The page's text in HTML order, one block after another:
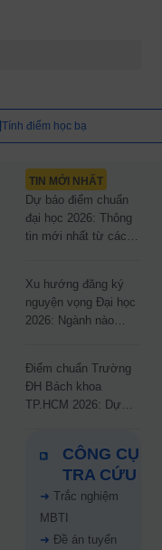
Tính điểm học bạ
TIN MỚI NHẤT
Dự báo điểm chuẩn
đại học 2026: Thông
tin mới nhất từ các
Xu hướng đăng ký
nguyện vọng Đại học
2026: Ngành nào
Điểm chuẩn Trường
ĐH Bách khoa
TP.HCM 2026: Dự
67%
CÔNG CỤ
TRA CỨU
➜ Trắc nghiệm
MBTI
➜ Đề án tuyển